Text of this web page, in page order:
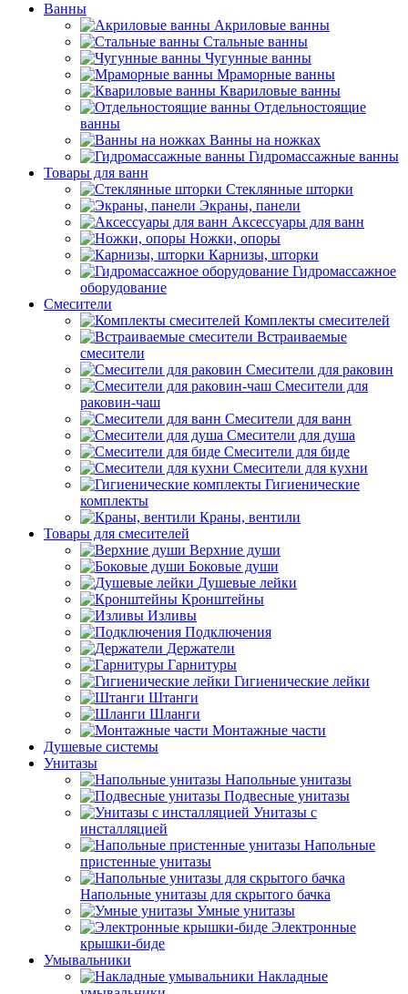
Ванны
Акриловые ванны
Стальные ванны
Чугунные ванны
Мраморные ванны
Квариловые ванны
Отдельностоящие
ванны
Ванны на ножках
Гидромассажные ванны
Товары для ванн
Стеклянные шторки
Экраны, панели
Аксессуары для ванн
Ножки, опоры
Карнизы, шторки
Гидромассажное
оборудование
Смесители
Комплекты смесителей
Встраиваемые
смесители
Смесители для раковин
Смесители для
раковин-чаш
Смесители для ванн
Смесители для душа
Смесители для биде
Смесители для кухни
Гигиенические
комплекты
Краны, вентили
Товары для смесителей
Верхние души
Боковые души
Душевые лейки
Кронштейны
Изливы
Подключения
Держатели
Гарнитуры
Гигиенические лейки
Штанги
Шланги
Монтажные части
Душевые системы
Унитазы
Напольные унитазы
Подвесные унитазы
Унитазы с
инсталляцией
Напольные
пристенные унитазы
Напольные унитазы для скрытого бачка
Умные унитазы
Электронные
крышки-биде
Умывальники
Накладные